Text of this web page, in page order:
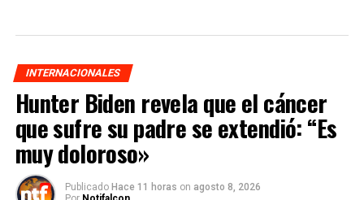
INTERNACIONALES
Hunter Biden revela que el cáncer
que sufre su padre se extendió: “Es
muy doloroso»
Publicado Hace 11 horas on agosto 8, 2026